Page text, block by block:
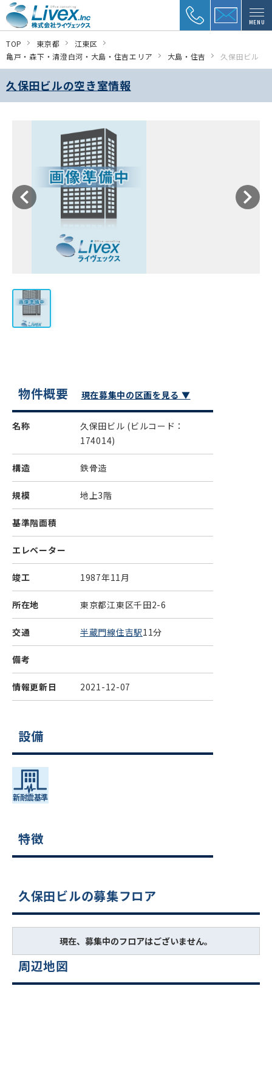
MENU
TOP 東京都
江東区
亀戸・森下・清澄白河・大島・住吉エリア
大島・住吉 久保田ビル
久保田ビルの空き室情報
物件概要 現在募集中の区画を見る ▼
名称 久保田ビル (ビルコード：
174014)
構造 鉄骨造
規模 地上3階
基準階面積
エレベーター
竣工 1987年11月
所在地 東京都江東区千田2-6
交通 半蔵門線住吉駅11分
備考
情報更新日 2021-12-07
設備
特徴
久保田ビルの募集フロア
現在、募集中のフロアはございません。
周辺地図